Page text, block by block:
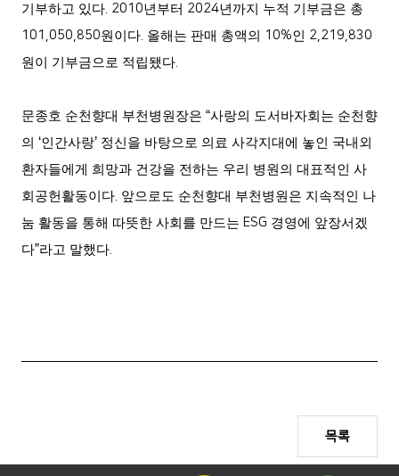
기부하고 있다. 2010년부터 2024년까지 누적 기부금은 총
101,050,850원이다. 올해는 판매 총액의 10%인 2,219,830
원이 기부금으로 적립됐다.
문종호 순천향대 부천병원장은 “사랑의 도서바자회는 순천향
의 ‘인간사랑’ 정신을 바탕으로 의료 사각지대에 놓인 국내외
환자들에게 희망과 건강을 전하는 우리 병원의 대표적인 사
회공헌활동이다. 앞으로도 순천향대 부천병원은 지속적인 나
눔 활동을 통해 따뜻한 사회를 만드는 ESG 경영에 앞장서겠
다”라고 말했다.
목록